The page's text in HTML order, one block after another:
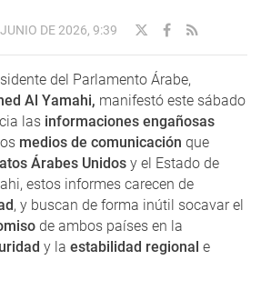
DE 2026, 9:39
del Parlamento Árabe,
Al Yamahi, manifestó este sábado
las informaciones engañosas
medios de comunicación que
Árabes Unidos y el Estado de
estos informes carecen de
, y buscan de forma inútil socavar el
de ambos países en la
y la estabilidad regional e